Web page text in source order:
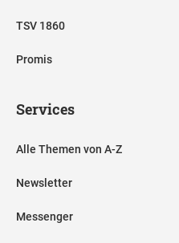
TSV 1860
Promis
Services
Alle Themen von A-Z
Newsletter
Messenger